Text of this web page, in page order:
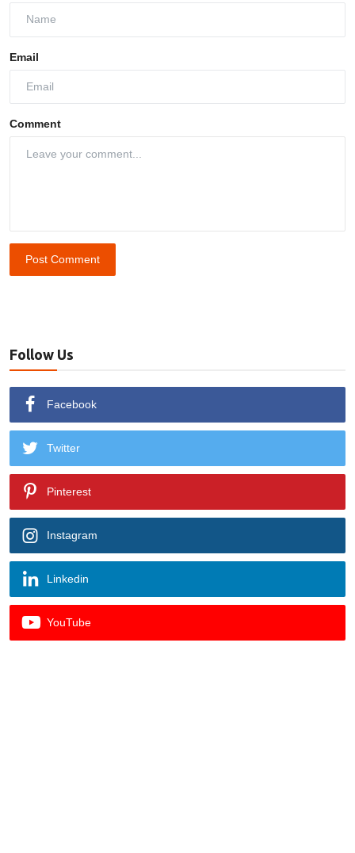
Email
Comment
Post Comment
Follow Us
Facebook
Twitter
Pinterest
Instagram
Linkedin
YouTube